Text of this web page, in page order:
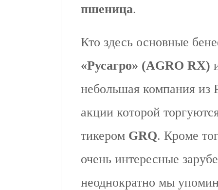
пшеница.
Кто здесь основные
«Русагро» (AGRO RX)
небольшая компания из
акции которой
тикером GRQ. Кроме
очень интересные
неоднократно мы